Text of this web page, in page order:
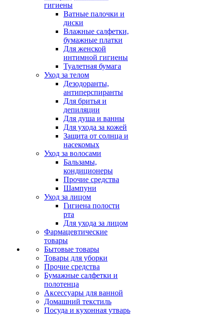
гигиены
Ватные палочки и
диски
Влажные салфетки,
бумажные платки
Для женской
интимной гигиены
Туалетная бумага
Уход за телом
Дезодоранты,
антиперспиранты
Для бритья и
депиляции
Для душа и ванны
Для ухода за кожей
Защита от солнца и
насекомых
Уход за волосами
Бальзамы,
кондиционеры
Прочие средства
Шампуни
Уход за лицом
Гигиена полости
рта
Для ухода за лицом
Фармацевтические
товары
Бытовые товары
Товары для уборки
Прочие средства
Бумажные салфетки и
полотенца
Аксессуары для ванной
Домашний текстиль
Посуда и кухонная утварь